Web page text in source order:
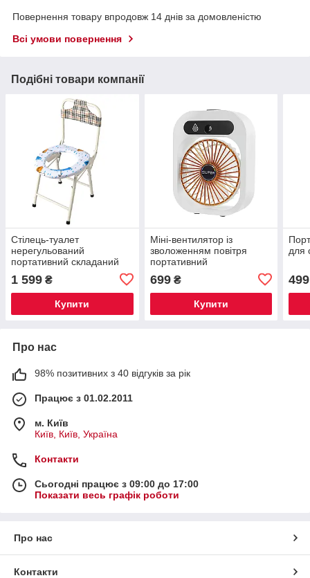
Повернення товару впродовж 14 днів за домовленістю
Всі умови повернення
Подібні товари компанії
Стілець-туалет
нерегульований
портативний складаний
1 599 ₴
Купити
Міні-вентилятор із
зволоженням повітря
портативний
699₴
Купити
для
499
Про нас
98% позитивних з 40 відгуків за рік
Працює з 01.02.2011
м. Київ
Київ, Київ, Україна
Контакти
Сьогодні працює з 09:00 до 17:00
Показати весь графік роботи
Про нас
Контакти